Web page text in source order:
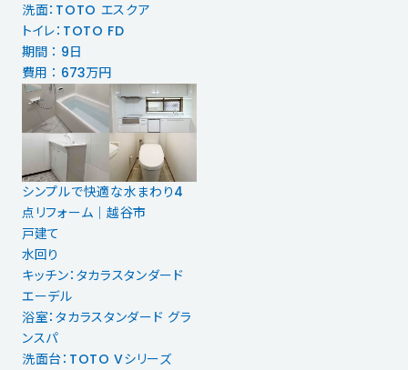
洗面：TOTO エスクア
トイレ：TOTO FD
期間 ： 9日
費用 ： 673万円
シンプルで快適な水まわり4
点リフォーム｜越谷市
戸建て
水回り
キッチン：タカラスタンダード
エーデル
浴室：タカラスタンダード グラ
ンスパ
洗面台：TOTO Vシリーズ